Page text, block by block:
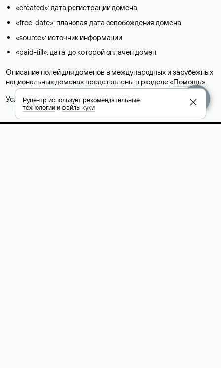
«created»: дата регистрации домена
«free-date»: плановая дата освобождения домена
«source»: источник информации
«paid-till»: дата, до которой оплачен домен
Описание полей для доменов в международных и зарубежных
национальных доменах представлены в разделе «Помощь».
Условия использования Whois-сервиса
Руцентр используетрекомендательные
технологииифайлы куки